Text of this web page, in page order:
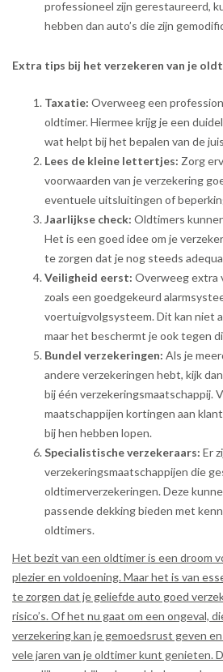
professioneel zijn gerestaureerd,
hebben dan auto’s die zijn
Extra tips bij het verzekeren van je
Taxatie: Overweeg een
oldtimer. Hiermee krijg je een
wat helpt bij het bepalen van de
Lees de kleine lettertjes: Zorg
voorwaarden van je verzekering
eventuele uitsluitingen of
Jaarlijkse check: Oldtimers
Het is een goed idee om je
te zorgen dat je nog steeds
Veiligheid eerst: Overweeg extra
zoals een goedgekeurd
voertuigvolgsysteem. Dit kan niet
maar het beschermt je ook tegen
Bundel verzekeringen: Als je
andere verzekeringen hebt, kijk
bij één verzekeringsmaatschappij.
maatschappijen kortingen aan
bij hen hebben lopen.
Specialistische verzekeraars: Er
verzekeringsmaatschappijen die
oldtimerverzekeringen. Deze
passende dekking bieden met
oldtimers.
Het bezit van een oldtimer is een droom
plezier en voldoening. Maar het is van
te zorgen dat je geliefde auto goed
risico’s. Of het nu gaat om een ongeval,
verzekering kan je gemoedsrust geven
vele jaren van je oldtimer kunt genieten.